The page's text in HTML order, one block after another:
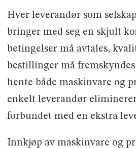
Hver leverandør som
bringer med seg en skjult
betingelser må avtales,
bestillinger må
hente både maskinvare og
enkelt leverandør
forbundet med en ekstra
Innkjøp av maskinvare og